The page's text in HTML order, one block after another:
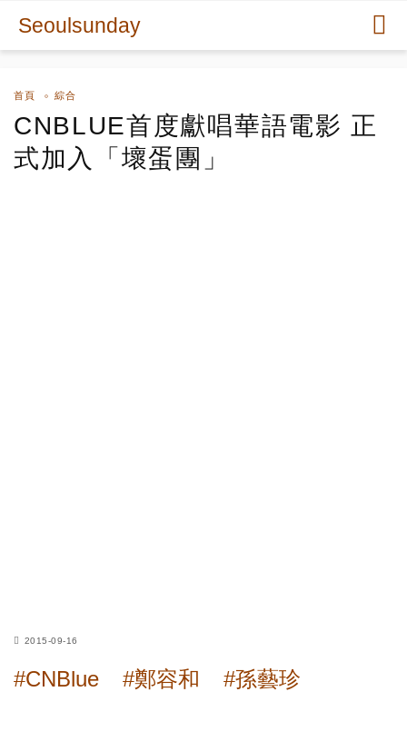
Seoulsunday
首頁 綜合
CNBLUE首度獻唱華語電影 正
式加入「壞蛋團」
2015-09-16
#CNBlue #鄭容和 #孫藝珍